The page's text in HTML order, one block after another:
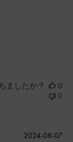
ましたか？
0
0
公
2024-08-07